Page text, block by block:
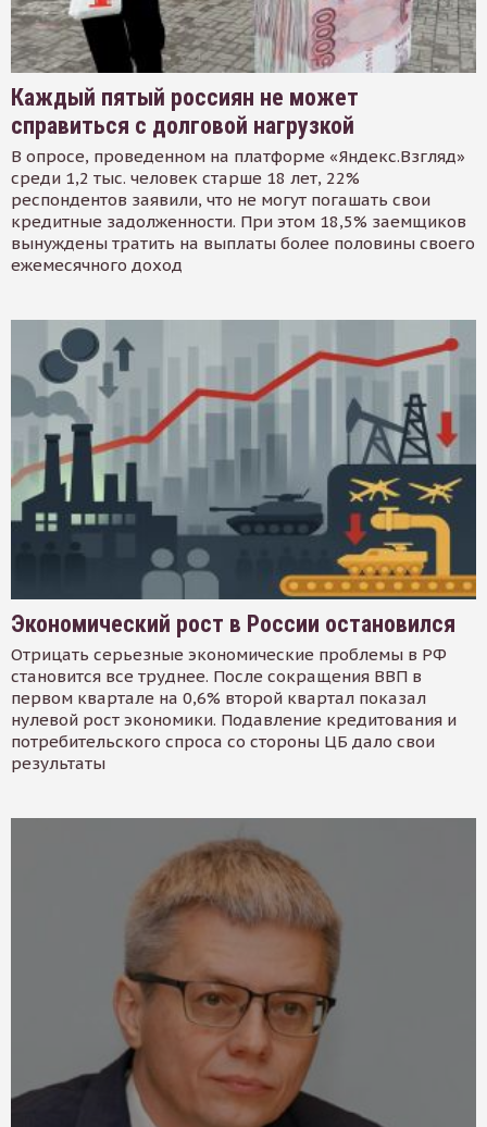
Каждый пятый россиян не может
справиться с долговой нагрузкой
В опросе, проведенном на платформе «Яндекс.Взгляд»
среди 1,2 тыс. человек старше 18 лет, 22%
респондентов заявили, что не могут погашать свои
кредитные задолженности. При этом 18,5% заемщиков
вынуждены тратить на выплаты более половины своего
ежемесячного доход
Экономический рост в России остановился
Отрицать серьезные экономические проблемы в РФ
становится все труднее. После сокращения ВВП в
первом квартале на 0,6% второй квартал показал
нулевой рост экономики. Подавление кредитования и
потребительского спроса со стороны ЦБ дало свои
результаты